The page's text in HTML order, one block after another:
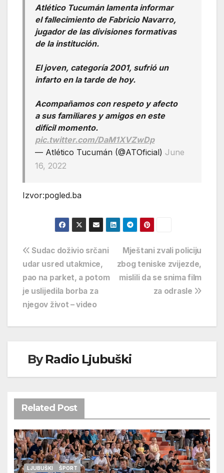
Atlético Tucumán lamenta informar
el fallecimiento de Fabricio Navarro,
jugador de las divisiones formativas
de la institución.
El joven, categoría 2001, sufrió un
infarto en la tarde de hoy.
Acompañamos con respeto y afecto
a sus familiares y amigos en este
difícil momento.
pic.twitter.com/DaM1XVZwDp
— Atlético Tucumán (@ATOficial) June
16, 2022
Izvor:pogled.ba
Navigacija
objava
Mještani zvali policiju
zbog teniske zvijezde,
mislili da se snima film
za odrasle
Sudac doživio srčani
udar usred utakmice,
pao na parket, a potom
je uslijedila borba za
njegov život – video
ByRadio Ljubuški
Related Post
LJUBUŠKI ŠPORT